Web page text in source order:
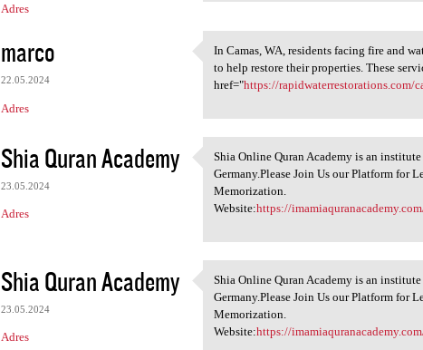
Adres
marco
22.05.2024
Adres
In Camas, WA, residents
In Camas, WA, residents facing fire and
to help restore their properties. These
href="https://rapidwaterrestorations.com/
Shia Quran Academy
23.05.2024
Adres
Shia Online Quran Academy is
Shia Online Quran Academy is an
Germany.Please Join Us our Platform for
Memorization.
Website:https://
Shia Quran Academy
23.05.2024
Adres
Shia Online Quran Academy is
Shia Online Quran Academy is an
Germany.Please Join Us our Platform for
Memorization.
Website:https://